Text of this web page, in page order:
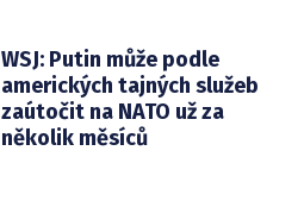
WSJ: Putin může podle
amerických tajných služeb
zaútočit na NATO už za
několik měsíců